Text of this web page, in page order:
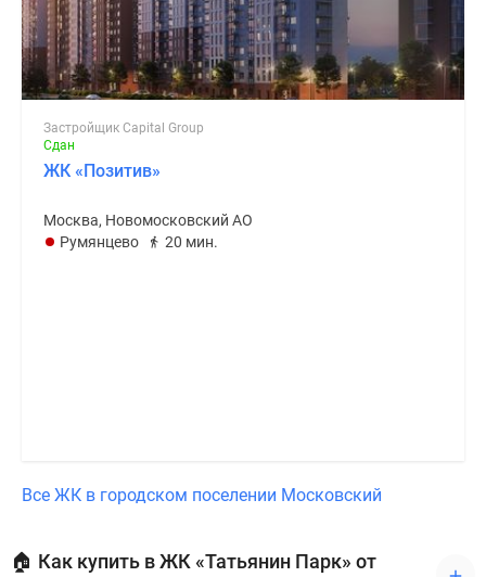
Застройщик Capital Group
Сдан
ЖК «Позитив»
Москва, Новомосковский АО
Румянцево
20 мин.
Все ЖК в городском поселении Московский
🏠 Как купить в ЖК «Татьянин Парк» от